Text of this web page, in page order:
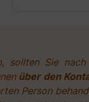
sollten Sie
über den
Person